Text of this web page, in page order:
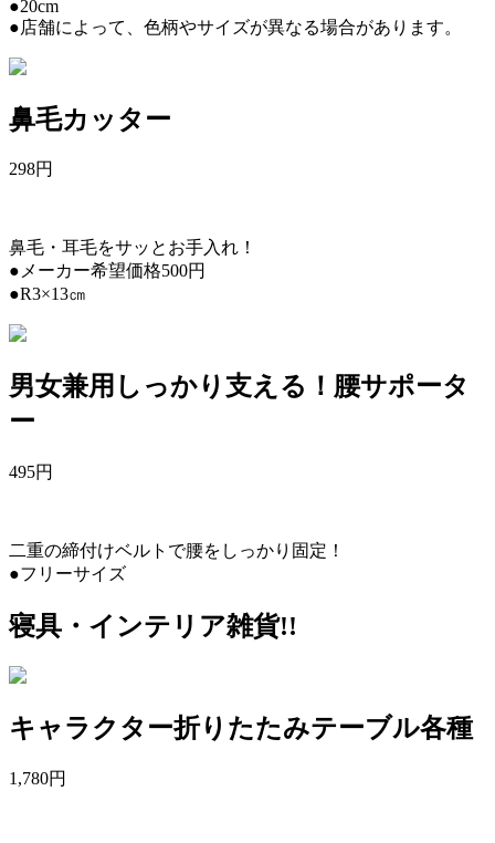
●20cm
●店舗によって、色柄やサイズが異なる場合があります。
鼻毛カッター
298円
鼻毛・耳毛をサッとお手入れ！
●メーカー希望価格500円
●R3×13㎝
男女兼用しっかり支える！腰サポータ
ー
495円
二重の締付けベルトで腰をしっかり固定！
●フリーサイズ
寝具・インテリア雑貨!!
キャラクター折りたたみテーブル各種
1,780円